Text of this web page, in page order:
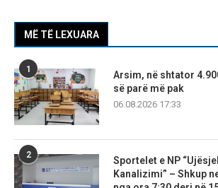
MË TË LEXUARA
1
Arsim, në shtator
së parë më pak
06.08.2026 17:33
2
Sportelet e NP
Kanalizimi” – Shkup